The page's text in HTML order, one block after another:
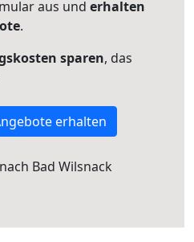
aus und erhalten
.
sparen, das
erhalten